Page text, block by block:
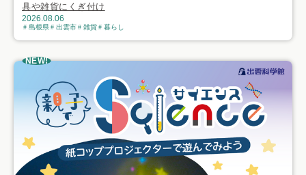
具や雑貨にくぎ付け
2026.08.06
島根県 出雲市 雑貨 暮らし
NEW!